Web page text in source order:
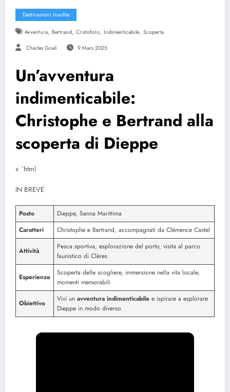
Destinazioni Insolite
Avventura, Bertrand, Cristoforo, Indimenticabile, Scoperta
Charles Goali 9 Mars 2025
Un’avventura
indimenticabile:
Christophe e Bertrand alla
scoperta di Dieppe
« `html
IN BREVE
Posto
Dieppe, Senna Marittima
Caratteri
Christophe e Bertrand, accompagnati da Clémence Castel
Attività
Pesca sportiva, esplorazione del porto, visita al parco
faunistico di Clères
Esperienze
Scoperta delle scogliere, immersione nella vita locale,
momenti memorabili
Obiettivo Vivi un avventura indimenticabile e ispirare a esplorare
Dieppe in modo diverso